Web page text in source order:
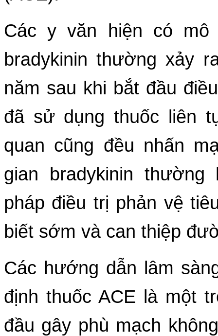
Các y văn hiện có mô
bradykinin thường xảy
năm sau khi bắt đầu
đã sử dụng thuốc liên
quan cũng đều nhấn
gian bradykinin
pháp điều trị phản vệ
biết sớm và can thiệp
Các hướng dẫn lâm
định thuốc ACE là một
đầu gây phù mạch